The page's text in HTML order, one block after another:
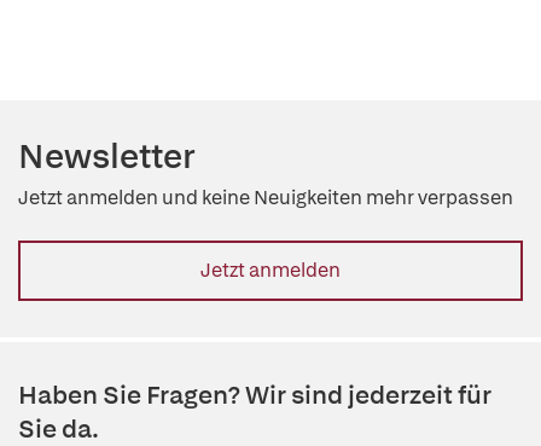
Newsletter
Jetzt anmelden und keine Neuigkeiten mehr verpassen
Jetzt anmelden
Haben Sie Fragen? Wir sind jederzeit für
Sie da.